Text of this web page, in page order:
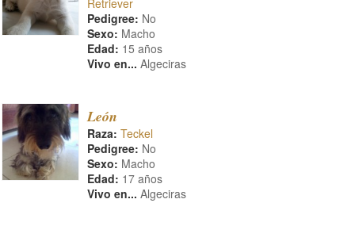
Retriever
Pedigree: No
Sexo: Macho
Edad: 15 años
Vivo en... Algeciras
León
Raza: Teckel
Pedigree: No
Sexo: Macho
Edad: 17 años
Vivo en... Algeciras